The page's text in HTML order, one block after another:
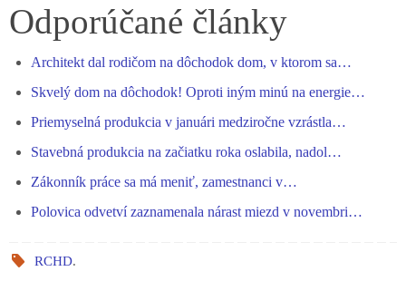
bo
ok
se
er
ts
pp
gr
m
ed
re
Odporúčané články
Architekt dal rodičom na dôchodok dom, v ktorom sa…
Skvelý dom na dôchodok! Oproti iným minú na energie…
Priemyselná produkcia v januári medziročne vzrástla…
Stavebná produkcia na začiatku roka oslabila, nadol…
Zákonník práce sa má meniť, zamestnanci v…
Polovica odvetví zaznamenala nárast miezd v novembri…
RCHD.